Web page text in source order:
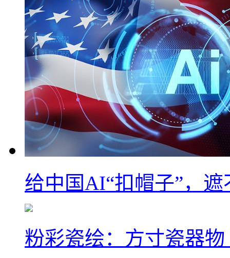
给中国AI“扣帽子”，
粉彩瓷绘：方寸瓷器